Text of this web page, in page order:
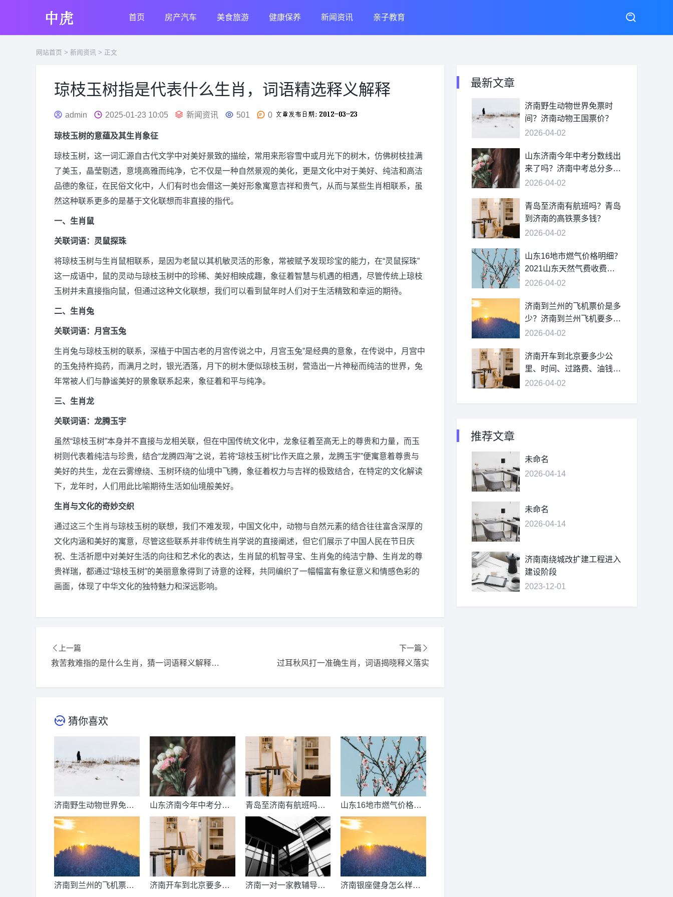
首页 房产汽车 美食旅游 健康保养 新闻资讯 亲子教育
网站首页 > 新闻资讯 > 正文
琼枝玉树指是代表什么生肖，词语精选释义解释
admin 2025-01-23 10:05 新闻资讯 501 0
琼枝玉树的意蕴及其生肖象征
琼枝玉树，这一词汇源自古代文学中对美好景致的描绘，常用来形容雪中或月光下的树木，仿佛树枝挂满
了美玉，晶莹剔透，意境高雅而纯净，它不仅是一种自然景观的美化，更是文化中对于美好、纯洁和高洁
品德的象征，在民俗文化中，人们有时也会借这一美好形象寓意吉祥和贵气，从而与某些生肖相联系，虽
然这种联系更多的是基于文化联想而非直接的指代。
一、生肖鼠
关联词语：灵鼠探珠
将琼枝玉树与生肖鼠相联系，是因为老鼠以其机敏灵活的形象，常被赋予发现珍宝的能力，在“灵鼠探珠”
这一成语中，鼠的灵动与琼枝玉树中的珍稀、美好相映成趣，象征着智慧与机遇的相遇，尽管传统上琼枝
玉树并未直接指向鼠，但通过这种文化联想，我们可以看到鼠年时人们对于生活精致和幸运的期待。
二、生肖兔
关联词语：月宫玉兔
生肖兔与琼枝玉树的联系，深植于中国古老的月宫传说之中，月宫玉兔”是经典的意象，在传说中，月宫中
的玉兔持杵捣药，而满月之时，银光洒落，月下的树木便似琼枝玉树，营造出一片神秘而纯洁的世界，兔
年常被人们与静谧美好的景象联系起来，象征着和平与纯净。
三、生肖龙
关联词语：龙腾玉宇
虽然“琼枝玉树”本身并不直接与龙相关联，但在中国传统文化中，龙象征着至高无上的尊贵和力量，而玉
树则代表着纯洁与珍贵，结合“龙腾四海”之说，若将“琼枝玉树”比作天庭之景，龙腾玉宇”便寓意着尊贵与
美好的共生，龙在云雾缭绕、玉树环绕的仙境中飞腾，象征着权力与吉祥的极致结合，在特定的文化解读
下，龙年时，人们用此比喻期待生活如仙境般美好。
生肖与文化的奇妙交织
通过这三个生肖与琼枝玉树的联想，我们不难发现，中国文化中，动物与自然元素的结合往往富含深厚的
文化内涵和美好的寓意，尽管这些联系并非传统生肖学说的直接阐述，但它们展示了中国人民在节日庆
祝、生活祈愿中对美好生活的向往和艺术化的表达，生肖鼠的机智寻宝、生肖兔的纯洁宁静、生肖龙的尊
贵祥瑞，都通过“琼枝玉树”的美丽意象得到了诗意的诠释，共同编织了一幅幅富有象征意义和情感色彩的
画面，体现了中华文化的独特魅力和深远影响。
上一篇
救苦救难指的是什么生肖，猜一词语释义解释落实
下一篇
过耳秋风打一准确生肖，词语揭晓释义落实
猜你喜欢
济南野生动物世界免票
时间？济南动物王国票
山东济南今年中考分数
线出来了吗？济南中考
总分多少？
青岛至济南有航班吗？
青岛到济南的高铁票多
钱？
山东16地市燃气价格明
细？2021山东天然气费
收费标准？
济南到兰州的飞机票价
济南开车到北京要多少
济南一对一家教辅导收
济南银座健身怎么样，
最新文章
济南野生动物世界免票时
间？济南动物王国票价？
2026-04-02
山东济南今年中考分数线出
来了吗？济南中考总分多
少？
2026-04-02
青岛至济南有航班吗？青岛
到济南的高铁票多钱？
2026-04-02
山东16地市燃气价格明细？
2021山东天然气费收费标
准？
2026-04-02
济南到兰州的飞机票价是多
少？济南到兰州飞机要多
久？
2026-04-02
济南开车到北京要多少公
里、时间、过路费、油钱？
济南到北京多少公里？
2026-04-02
推荐文章
未命名
2026-04-14
未命名
2026-04-14
济南南绕城改扩建工程进入
建设阶段
2023-12-01